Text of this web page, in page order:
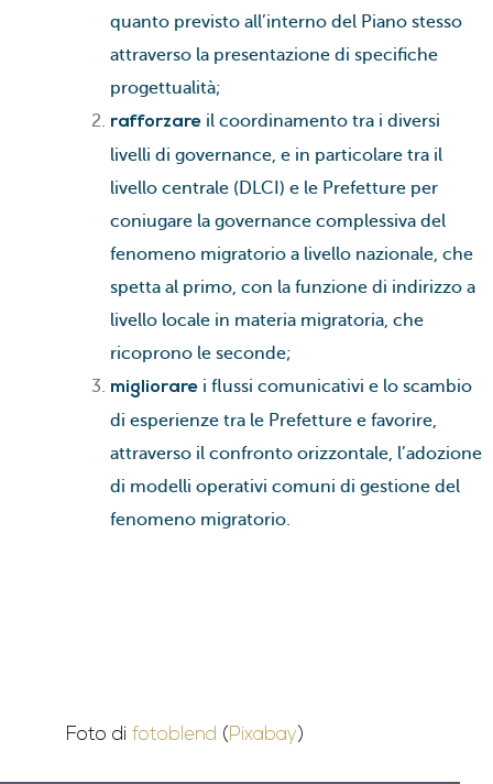
quanto previsto all’interno del Piano stesso
attraverso la presentazione di specifiche
progettualità;
rafforzare il coordinamento tra i diversi
livelli di governance, e in particolare tra il
livello centrale (DLCI) e le Prefetture per
coniugare la governance complessiva del
fenomeno migratorio a livello nazionale, che
spetta al primo, con la funzione di indirizzo a
livello locale in materia migratoria, che
ricoprono le seconde;
migliorare i flussi comunicativi e lo scambio
di esperienze tra le Prefetture e favorire,
attraverso il confronto orizzontale, l’adozione
di modelli operativi comuni di gestione del
fenomeno migratorio.
Foto di fotoblend ( Pixabay)